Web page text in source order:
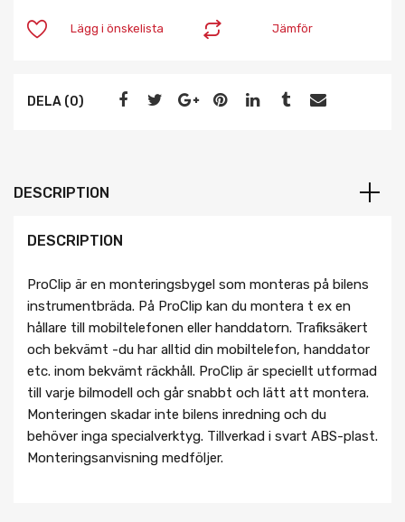
Jämför
Lägg i önskelista
DELA (0)
DESCRIPTION
DESCRIPTION
ProClip är en monteringsbygel som monteras på bilens
instrumentbräda. På ProClip kan du montera t ex en
hållare till mobiltelefonen eller handdatorn. Trafiksäkert
och bekvämt -du har alltid din mobiltelefon, handdator
etc. inom bekvämt räckhåll. ProClip är speciellt utformad
till varje bilmodell och går snabbt och lätt att montera.
Monteringen skadar inte bilens inredning och du
behöver inga specialverktyg. Tillverkad i svart ABS-plast.
Monteringsanvisning medföljer.